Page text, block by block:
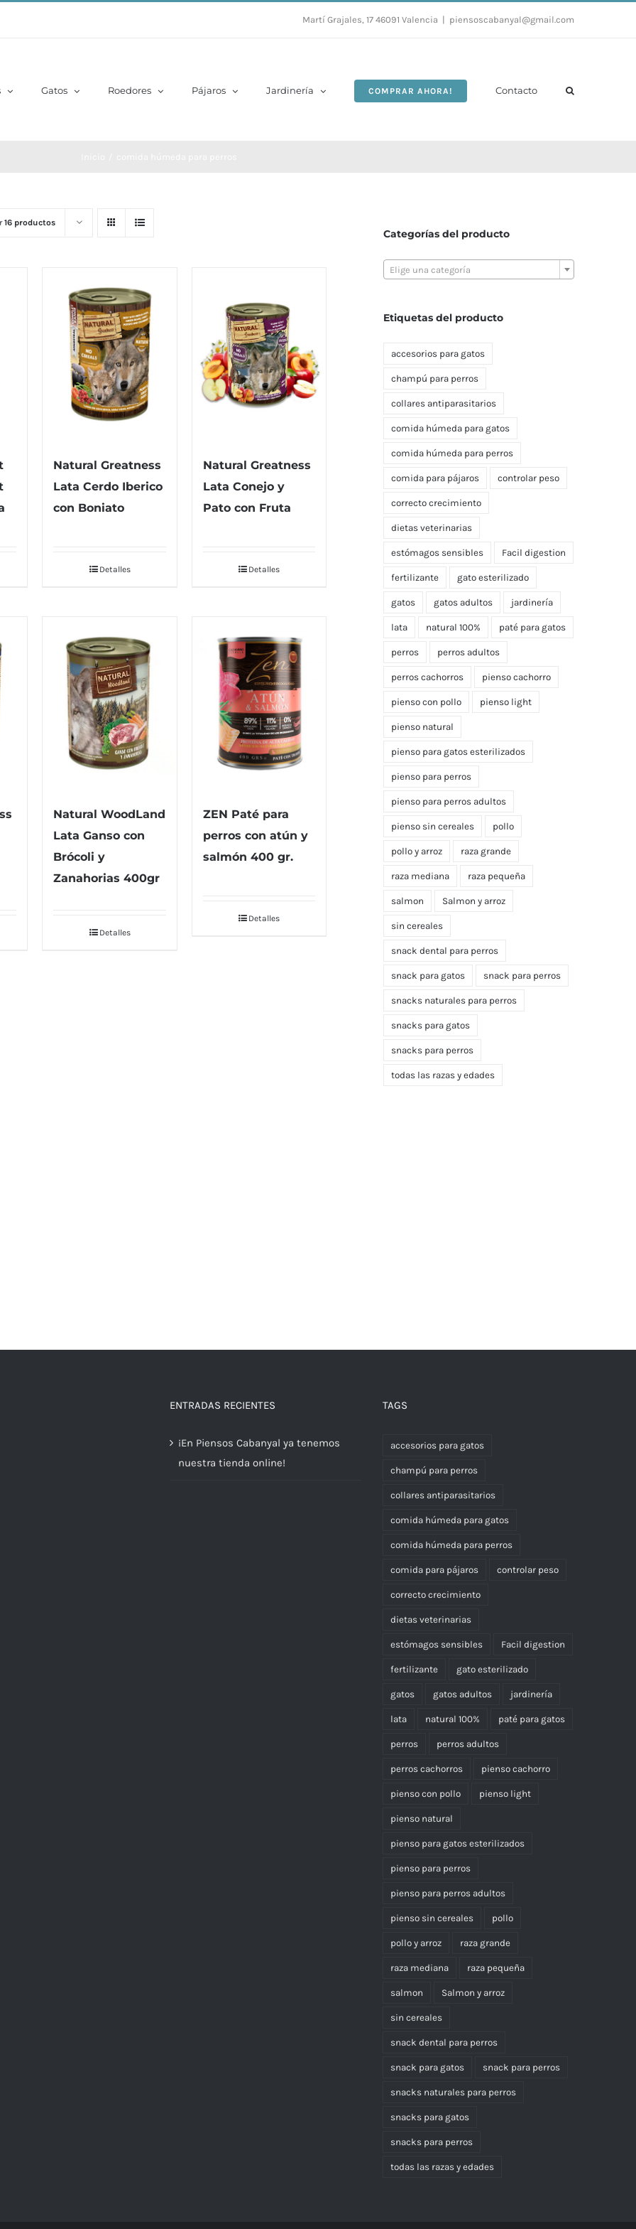
Martí Grajales, 17 46091 Valencia piensoscabanyal@gmail.com
Gatos Roedores Pájaros Jardinería COMPRAR AHORA! Contacto
16 productos
Natural Greatness
Lata Cerdo Iberico
con Boniato
Detalles
Natural Greatness
Lata Conejo y
Pato con Fruta
Detalles
Natural WoodLand
Lata Ganso con
Brócoli y
Zanahorias 400gr
Detalles
ZEN Paté para
perros con atún y
salmón 400 gr.
Detalles
Categorías del producto
Elige una categoría
Etiquetas del producto
accesorios para gatos
champú para perros
collares antiparasitarios
comida húmeda para gatos
comida húmeda para perros
comida para pájaros controlar peso
correcto crecimiento
dietas veterinarias
estómagos sensibles Facil digestion
fertilizante gato esterilizado
gatos gatos adultos jardinería
lata natural 100% paté para gatos
perros perros adultos
perros cachorros pienso cachorro
pienso con pollo pienso light
pienso natural
pienso para gatos esterilizados
pienso para perros
pienso para perros adultos
pienso sin cereales pollo
pollo y arroz raza grande
raza mediana raza pequeña
salmon Salmon y arroz
sin cereales
snack dental para perros
snack para gatos snack para perros
snacks naturales para perros
snacks para gatos
snacks para perros
todas las razas y edades
ENTRADAS RECIENTES
¡En Piensos Cabanyal ya tenemos
nuestra tienda online!
TAGS
accesorios para gatos
champú para perros
collares antiparasitarios
comida húmeda para gatos
comida húmeda para perros
comida para pájaros controlar peso
correcto crecimiento
dietas veterinarias
estómagos sensibles Facil digestion
fertilizante gato esterilizado
gatos gatos adultos jardinería
lata natural 100% paté para gatos
perros perros adultos
perros cachorros pienso cachorro
pienso con pollo pienso light
pienso natural
pienso para gatos esterilizados
pienso para perros
pienso para perros adultos
pienso sin cereales pollo
pollo y arroz raza grande
raza mediana raza pequeña
salmon Salmon y arroz
sin cereales
snack dental para perros
snack para gatos snack para perros
snacks naturales para perros
snacks para gatos
snacks para perros
todas las razas y edades